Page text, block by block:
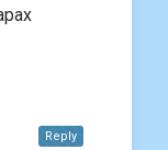
Reply